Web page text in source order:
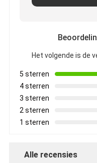
Het volgende is de
5 sterren
4 sterren
3 sterren
2 sterren
1 sterren
Alle recensies